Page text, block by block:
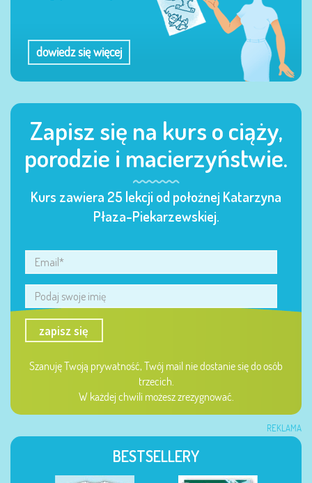
dowiedz się więcej
Zapisz się na kurs o ciąży,
porodzie i macierzyństwie.
Kurs zawiera 25 lekcji od położnej Katarzyna
Płaza-Piekarzewskiej.
zapisz się
Szanuję Twoją prywatność, Twój mail nie dostanie się do osób
trzecich.
W każdej chwili możesz zrezygnować.
REKLAMA
BESTSELLERY